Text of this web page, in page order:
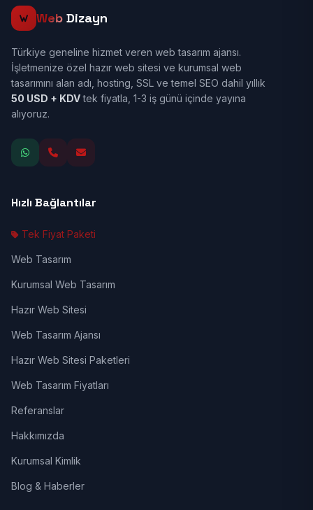
Web Dizayn
Türkiye geneline hizmet veren web tasarım ajansı.
İşletmenize özel hazır web sitesi ve kurumsal web
tasarımını alan adı, hosting, SSL ve temel SEO dahil yıllık
50 USD + KDVtek fiyatla, 1-3 iş günü içinde yayına
alıyoruz.
Hızlı Bağlantılar
Tek Fiyat Paketi
Web Tasarım
Kurumsal Web Tasarım
Hazır Web Sitesi
Web Tasarım Ajansı
Hazır Web Sitesi Paketleri
Web Tasarım Fiyatları
Referanslar
Hakkımızda
Kurumsal Kimlik
Blog & Haberler